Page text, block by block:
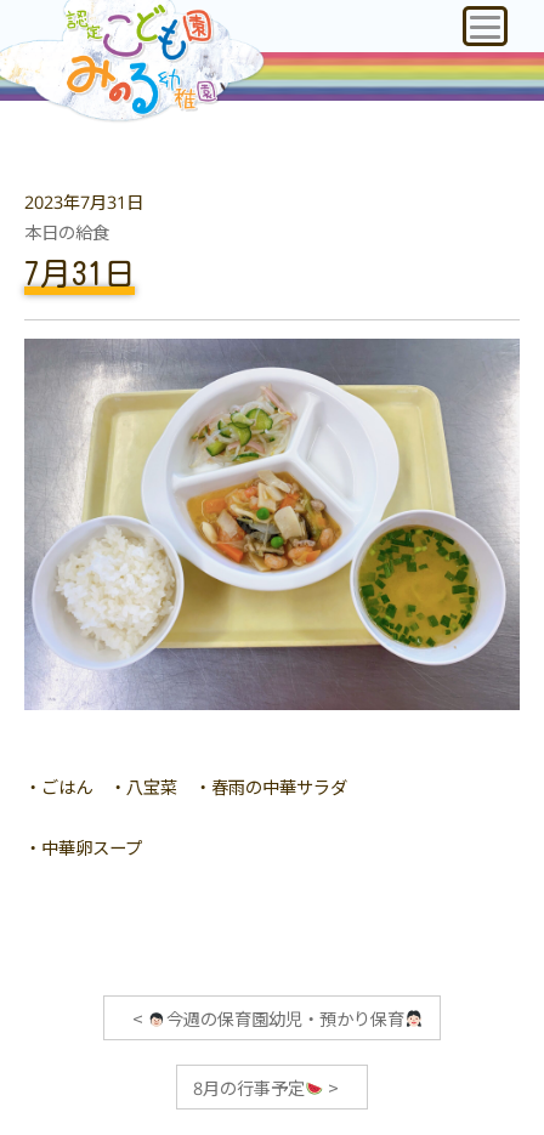
2023年7月31日
本日の給食
7月31日
・ごはん ・八宝菜 ・春雨の中華サラダ
・中華卵スープ
< 今週の保育園幼児・預かり保育
8月の行事予定 >